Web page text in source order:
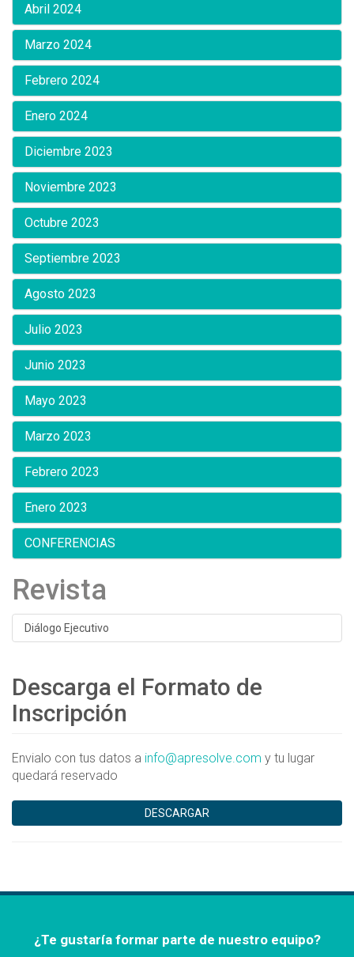
Abril 2024
Marzo 2024
Febrero 2024
Enero 2024
Diciembre 2023
Noviembre 2023
Octubre 2023
Septiembre 2023
Agosto 2023
Julio 2023
Junio 2023
Mayo 2023
Marzo 2023
Febrero 2023
Enero 2023
CONFERENCIAS
Revista
Diálogo Ejecutivo
Descarga el Formato de
Inscripción
Envialo con tus datos a info@apresolve.com y tu lugar
quedará reservado
DESCARGAR
¿Te gustaría formar parte de nuestro equipo?